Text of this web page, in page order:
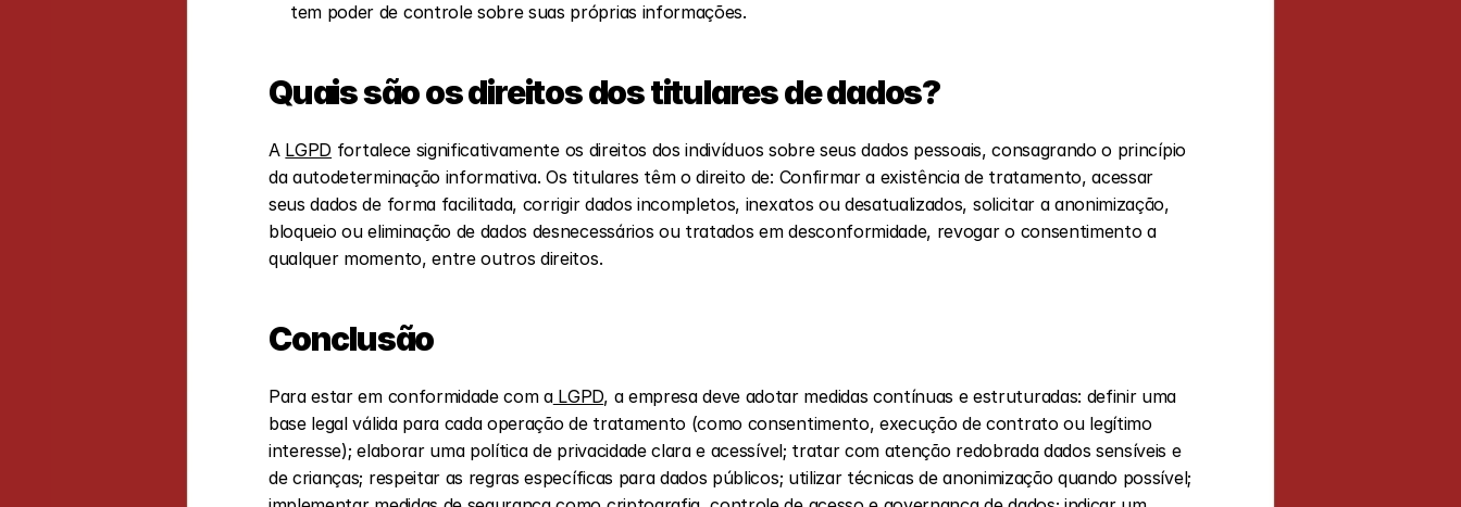
tem poder de controle sobre suas próprias informações.
Quais são os direitos dos titulares de dados?
A LGPD fortalece significativamente os direitos dos indivíduos sobre seus dados pessoais, consagrando o princípio
da autodeterminação informativa. Os titulares têm o direito de: Confirmar a existência de tratamento, acessar
seus dados de forma facilitada, corrigir dados incompletos, inexatos ou desatualizados, solicitar a anonimização,
bloqueio ou eliminação de dados desnecessários ou tratados em desconformidade, revogar o consentimento a
qualquer momento, entre outros direitos.
Conclusão
Para estar em conformidade com a LGPD, a empresa deve adotar medidas contínuas e estruturadas: definir uma
base legal válida para cada operação de tratamento (como consentimento, execução de contrato ou legítimo
interesse); elaborar uma política de privacidade clara e acessível; tratar com atenção redobrada dados sensíveis e
de crianças; respeitar as regras específicas para dados públicos; utilizar técnicas de anonimização quando possível;